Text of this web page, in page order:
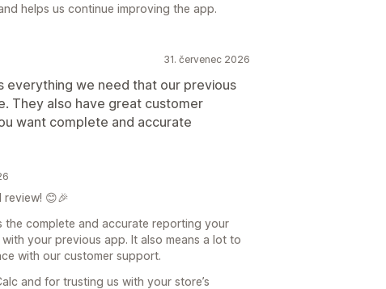
helps us continue improving the app.
31. červenec 2026
everything we need that our previous
They also have great customer
want complete and accurate
😊🎉
the complete and accurate reporting your
your previous app. It also means a lot to
with our customer support.
and for trusting us with your store’s